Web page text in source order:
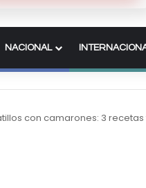
NACIONAL
con camarones: 3